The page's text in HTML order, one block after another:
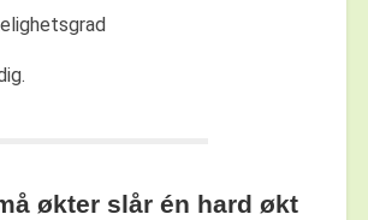
økter slår én hard økt